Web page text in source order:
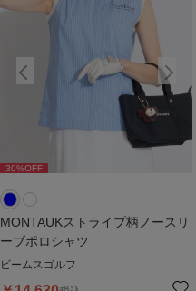
%OFF
30%OFF
MONTAUKストライプ柄ノースリ
ーブポロシャツ
ビームスゴルフ